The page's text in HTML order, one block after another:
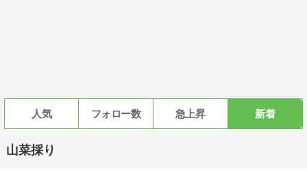
人気 フォロー数 急上昇 新着
山菜採り